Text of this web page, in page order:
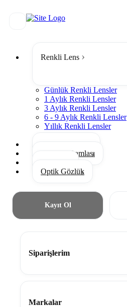
Renkli Lens
Günlük Renkli Lensler
1 Aylık Renkli Lensler
3 Aylık Renkli Lensler
6 - 9 Aylık Renkli Lensler
Yıllık Renkli Lensler
Gözyaşı Damlası
Optik Gözlük
Kayıt Ol
Siparişlerim
Markalar